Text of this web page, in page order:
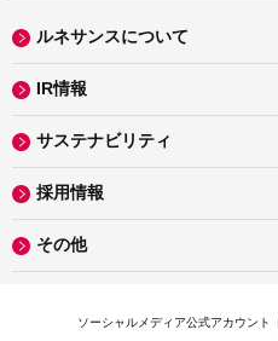
ルネサンスについて
IR情報
サステナビリティ
採用情報
その他
ソーシャルメディア公式アカウント